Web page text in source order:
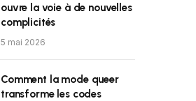
ouvre la voie à de nouvelles
complicités
5 mai 2026
Comment la mode queer
transforme les codes